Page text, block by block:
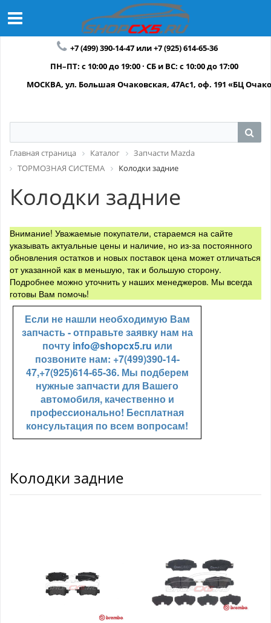
+7 (499) 390-14-47 или +7 (925) 614-65-36
ПН–ПТ: с 10:00 до 19:00 · СБ и ВС: с 10:00 до 17:00
МОСКВА, ул. Большая Очаковская, 47Ас1, оф. 191 «БЦ
Главная страница Каталог
Запчасти Mazda
ТОРМОЗНАЯ СИСТЕМА
Колодки задние
Колодки задние
Внимание! Уважаемые покупатели, стараемся на сайте
указывать актуальные цены и наличие, но из-за постоянного
обновления остатков и новых поставок цена может отличаться
от указанной как в меньшую, так и большую сторону.
Подробнее можно уточнить у наших менеджеров. Мы всегда
готовы Вам помочь!
Если не нашли необходимую Вам
запчасть - отправьте заявку нам на
почту info@shopcx5.ru или
позвоните нам: +7(499)390-14-
47,+7(925)614-65-36. Мы подберем
нужные запчасти для Вашего
автомобиля, качественно и
профессионально! Бесплатная
консультация по всем вопросам!
Колодки задние